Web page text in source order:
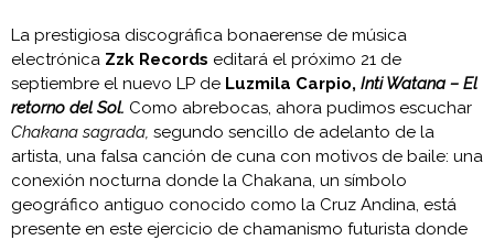
La prestigiosa discográfica bonaerense de música
electrónica Zzk Records editará el próximo 21 de
septiembre el nuevo LP de Luzmila Carpio, Inti Watana – El
retorno del Sol. Como abrebocas, ahora pudimos escuchar
Chakana sagrada, segundo sencillo de adelanto de la
artista, una falsa canción de cuna con motivos de baile: una
conexión nocturna donde la Chakana, un símbolo
geográfico antiguo conocido como la Cruz Andina, está
presente en este ejercicio de chamanismo futurista donde